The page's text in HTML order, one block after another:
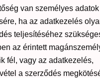
van személyes adatok
ha az adatkezelés
teljesítéséhez
az érintett
fél, vagy az adatkezelés,
a szerződés